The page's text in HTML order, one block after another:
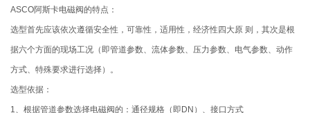
ASCO阿斯卡电磁阀的特点：
选型首先应该依次遵循安全性，可靠性，适用性，经济性四大原 则，其次是根
据六个方面的现场工况（即管道参数、流体参数、压力参数、电气参数、动作
方式、特殊要求进行选择）。
选型依据：
1、根据管道参数选择电磁阀的：通径规格（即DN）、接口方式